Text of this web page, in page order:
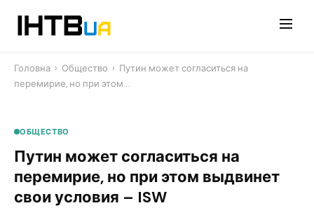
Головна › Общество › ​Путин может согласиться на
перемирие, но при этом…
ОБЩЕСТВО
​Путин может согласиться на
перемирие, но при этом выдвинет
свои условия – ISW